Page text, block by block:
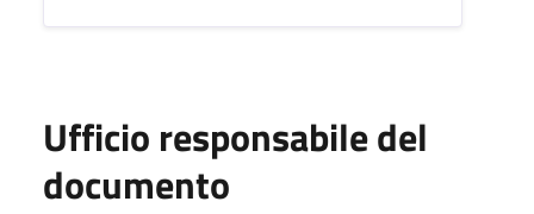
Ufficio responsabile del
documento